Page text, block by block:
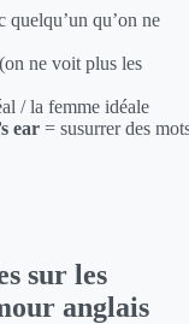
quelqu’un qu’on ne
ne voit plus les
/ la femme idéale
ear = susurrer des
sur les
anglais